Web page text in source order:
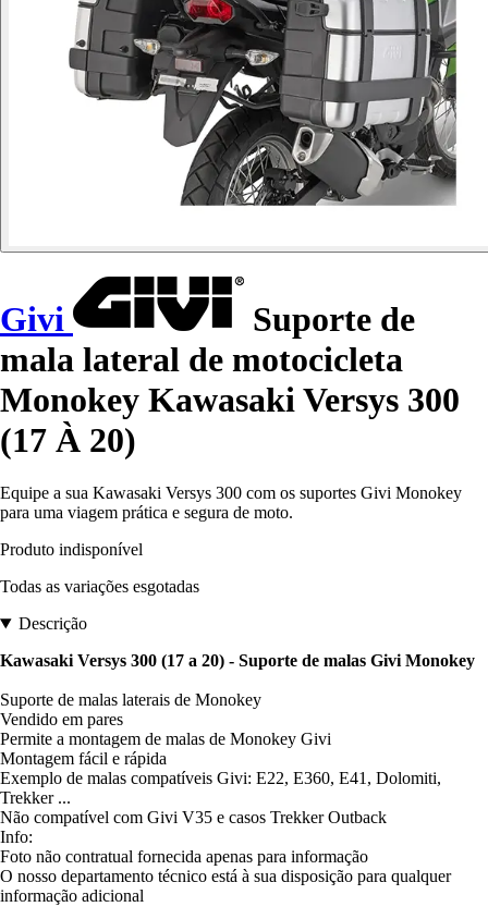
Givi
Suporte de
mala lateral de motocicleta
Monokey Kawasaki Versys 300
(17 À 20)
Equipe a sua Kawasaki Versys 300 com os suportes Givi Monokey
para uma viagem prática e segura de moto.
Produto indisponível
Todas as variações esgotadas
Descrição
Kawasaki Versys 300 (17 a 20) - Suporte de malas Givi Monokey
Suporte de malas laterais de Monokey
Vendido em pares
Permite a montagem de malas de Monokey Givi
Montagem fácil e rápida
Exemplo de malas compatíveis Givi: E22, E360, E41, Dolomiti,
Trekker ...
Não compatível com Givi V35 e casos Trekker Outback
Info:
Foto não contratual fornecida apenas para informação
O nosso departamento técnico está à sua disposição para qualquer
informação adicional